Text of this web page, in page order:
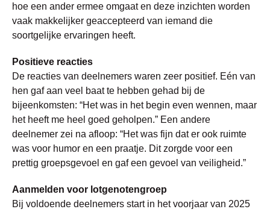
hoe een ander ermee omgaat en deze inzichten worden
vaak makkelijker geaccepteerd van iemand die
soortgelijke ervaringen heeft.
Positieve reacties
De reacties van deelnemers waren zeer positief. Eén van
hen gaf aan veel baat te hebben gehad bij de
bijeenkomsten: “Het was in het begin even wennen, maar
het heeft me heel goed geholpen.” Een andere
deelnemer zei na afloop: “Het was fijn dat er ook ruimte
was voor humor en een praatje. Dit zorgde voor een
prettig groepsgevoel en gaf een gevoel van veiligheid.”
Aanmelden voor lotgenotengroep
Bij voldoende deelnemers start in het voorjaar van 2025